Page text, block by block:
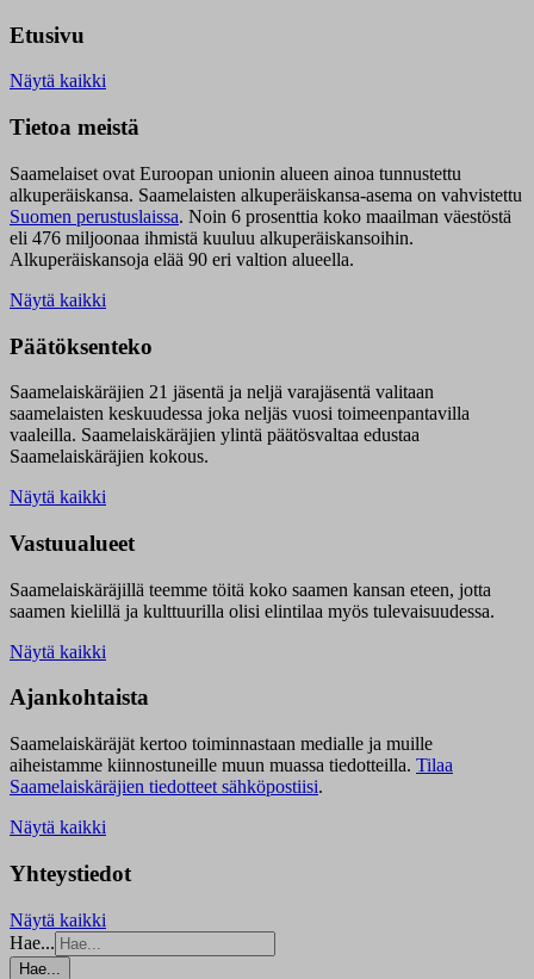
Etusivu
Näytä kaikki
Tietoa meistä
Saamelaiset ovat Euroopan unionin alueen ainoa tunnustettu
alkuperäiskansa. Saamelaisten alkuperäiskansa-asema on vahvistettu
Suomen perustuslaissa. Noin 6 prosenttia koko maailman väestöstä
eli 476 miljoonaa ihmistä kuuluu alkuperäiskansoihin.
Alkuperäiskansoja elää 90 eri valtion alueella.
Näytä kaikki
Päätöksenteko
Saamelaiskäräjien 21 jäsentä ja neljä varajäsentä valitaan
saamelaisten keskuudessa joka neljäs vuosi toimeenpantavilla
vaaleilla. Saamelaiskäräjien ylintä päätösvaltaa edustaa
Saamelaiskäräjien kokous.
Näytä kaikki
Vastuualueet
Saamelaiskäräjillä teemme töitä koko saamen kansan eteen, jotta
saamen kielillä ja kulttuurilla olisi elintilaa myös tulevaisuudessa.
Näytä kaikki
Ajankohtaista
Saamelaiskäräjät kertoo toiminnastaan medialle ja muille
aiheistamme kiinnostuneille muun muassa tiedotteilla. Tilaa
Saamelaiskäräjien tiedotteet sähköpostiisi.
Näytä kaikki
Yhteystiedot
Näytä kaikki
Hae...
Hae...